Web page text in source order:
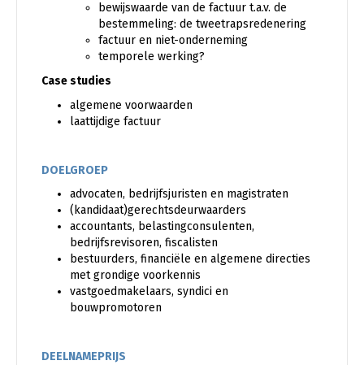
bewijswaarde van de factuur t.a.v. de
bestemmeling: de tweetrapsredenering
factuur en niet-onderneming
temporele werking?
Case studies
algemene voorwaarden
laattijdige factuur
DOELGROEP
advocaten, bedrijfsjuristen en magistraten
(kandidaat)gerechtsdeurwaarders
accountants, belastingconsulenten,
bedrijfsrevisoren, fiscalisten
bestuurders, financiële en algemene directies
met grondige voorkennis
vastgoedmakelaars, syndici en
bouwpromotoren
DEELNAMEPRIJS